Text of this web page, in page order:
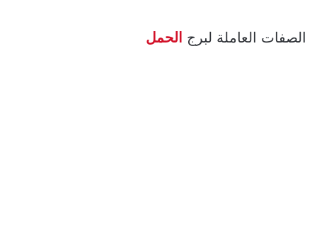
الصفات العاملة لبرج الحمل